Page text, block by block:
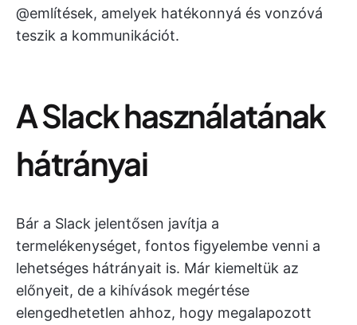
@említések, amelyek hatékonnyá és vonzóvá
teszik a kommunikációt.
A Slack használatának
hátrányai
Bár a Slack jelentősen javítja a
termelékenységet, fontos figyelembe venni a
lehetséges hátrányait is. Már kiemeltük az
előnyeit, de a kihívások megértése
elengedhetetlen ahhoz, hogy megalapozott